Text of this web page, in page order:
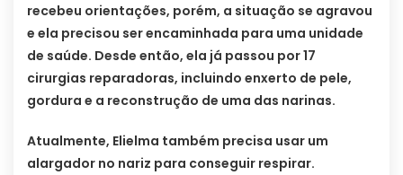
recebeu orientações, porém, a situação se agravou
e ela precisou ser encaminhada para uma unidade
de saúde. Desde então, ela já passou por 17
cirurgias reparadoras, incluindo enxerto de pele,
gordura e a reconstrução de uma das narinas.
Atualmente, Elielma também precisa usar um
alargador no nariz para conseguir respirar.